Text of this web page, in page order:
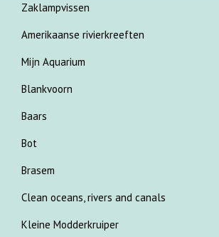
Zaklampvissen
Amerikaanse rivierkreeften
Mijn Aquarium
Blankvoorn
Baars
Bot
Brasem
Clean oceans, rivers and canals
Kleine Modderkruiper